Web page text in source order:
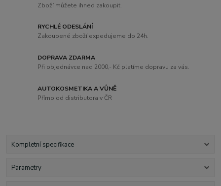
Zboží můžete ihned zakoupit.
RYCHLÉ ODESLÁNÍ
Zakoupené zboží expedujeme do 24h.
DOPRAVA ZDARMA
Při objednávce nad 2000,- Kč platíme dopravu za vás.
AUTOKOSMETIKA A VŮNĚ
Přímo od distributora v ČR
Kompletní specifikace
Parametry